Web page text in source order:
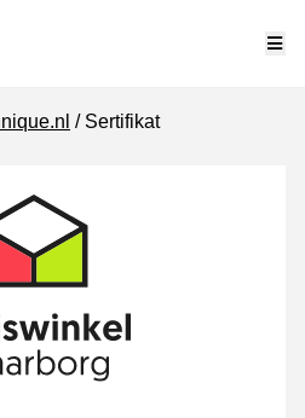
Sertifikat